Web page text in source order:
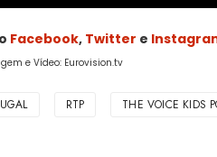
Facebook, Twitter e
e Vídeo: Eurovision.tv
RTP THE VOICE KIDS